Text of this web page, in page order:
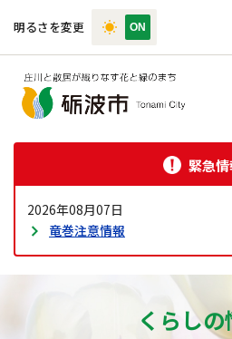
明るさを変更
緊急情
2026年08月07日
竜巻注意情報
くらし